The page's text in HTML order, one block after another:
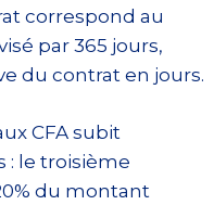
correspond au
par 365 jours,
du contrat en jours.
CFA subit
: le troisième
du montant